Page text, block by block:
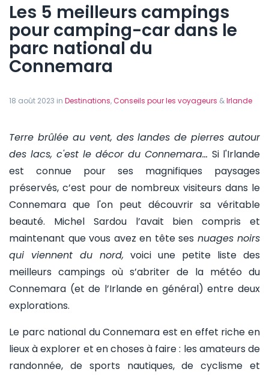
Les 5 meilleurs campings
pour camping-car dans le
parc national du
Connemara
18 août 2023 in Destinations,Conseils pour les voyageurs &Irlande
Terre brûlée au vent, des landes de pierres autour
des lacs, c'est le décor du Connemara… Si l'Irlande
est connue pour ses magnifiques paysages
préservés, c’est pour de nombreux visiteurs dans le
Connemara que l'on peut découvrir sa véritable
beauté. Michel Sardou l’avait bien compris et
maintenant que vous avez en tête ses nuages noirs
qui viennent du nord, voici une petite liste des
meilleurs campings où s’abriter de la météo du
Connemara (et de l’Irlande en général) entre deux
explorations.
Le parc national du Connemara est en effet riche en
lieux à explorer et en choses à faire : les amateurs de
randonnée, de sports nautiques, de cyclisme et